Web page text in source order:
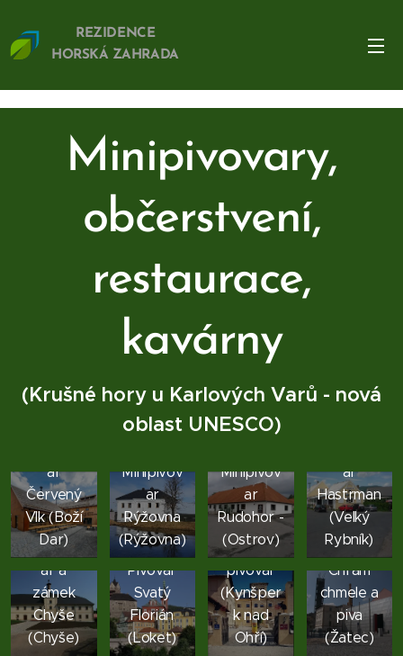
REZIDENCE
HORSKÁ ZAHRADA
Minipivovary,
občerstvení,
restaurace,
kavárny
(Krušné hory u Karlových Varů - nová
oblast UNESCO)
ar
Červený
Vlk (Boží
Dar)
Minipivov
ar
Rýžovna
(Rýžovna)
Minipivov
ar
Rudohor -
(Ostrov)
ar
Hastrman
(Velký
Rybník)
Minipivov
ar a
zámek
Chyše
(Chyše)
Pivovar
Svatý
Florián
(Loket)
Kynšpers
ký
pivovar
(Kynšper
k nad
Ohří)
Chrám
chmele a
piva
(Žatec)
Minipivov
Pilsner
Mad
Rabbit-